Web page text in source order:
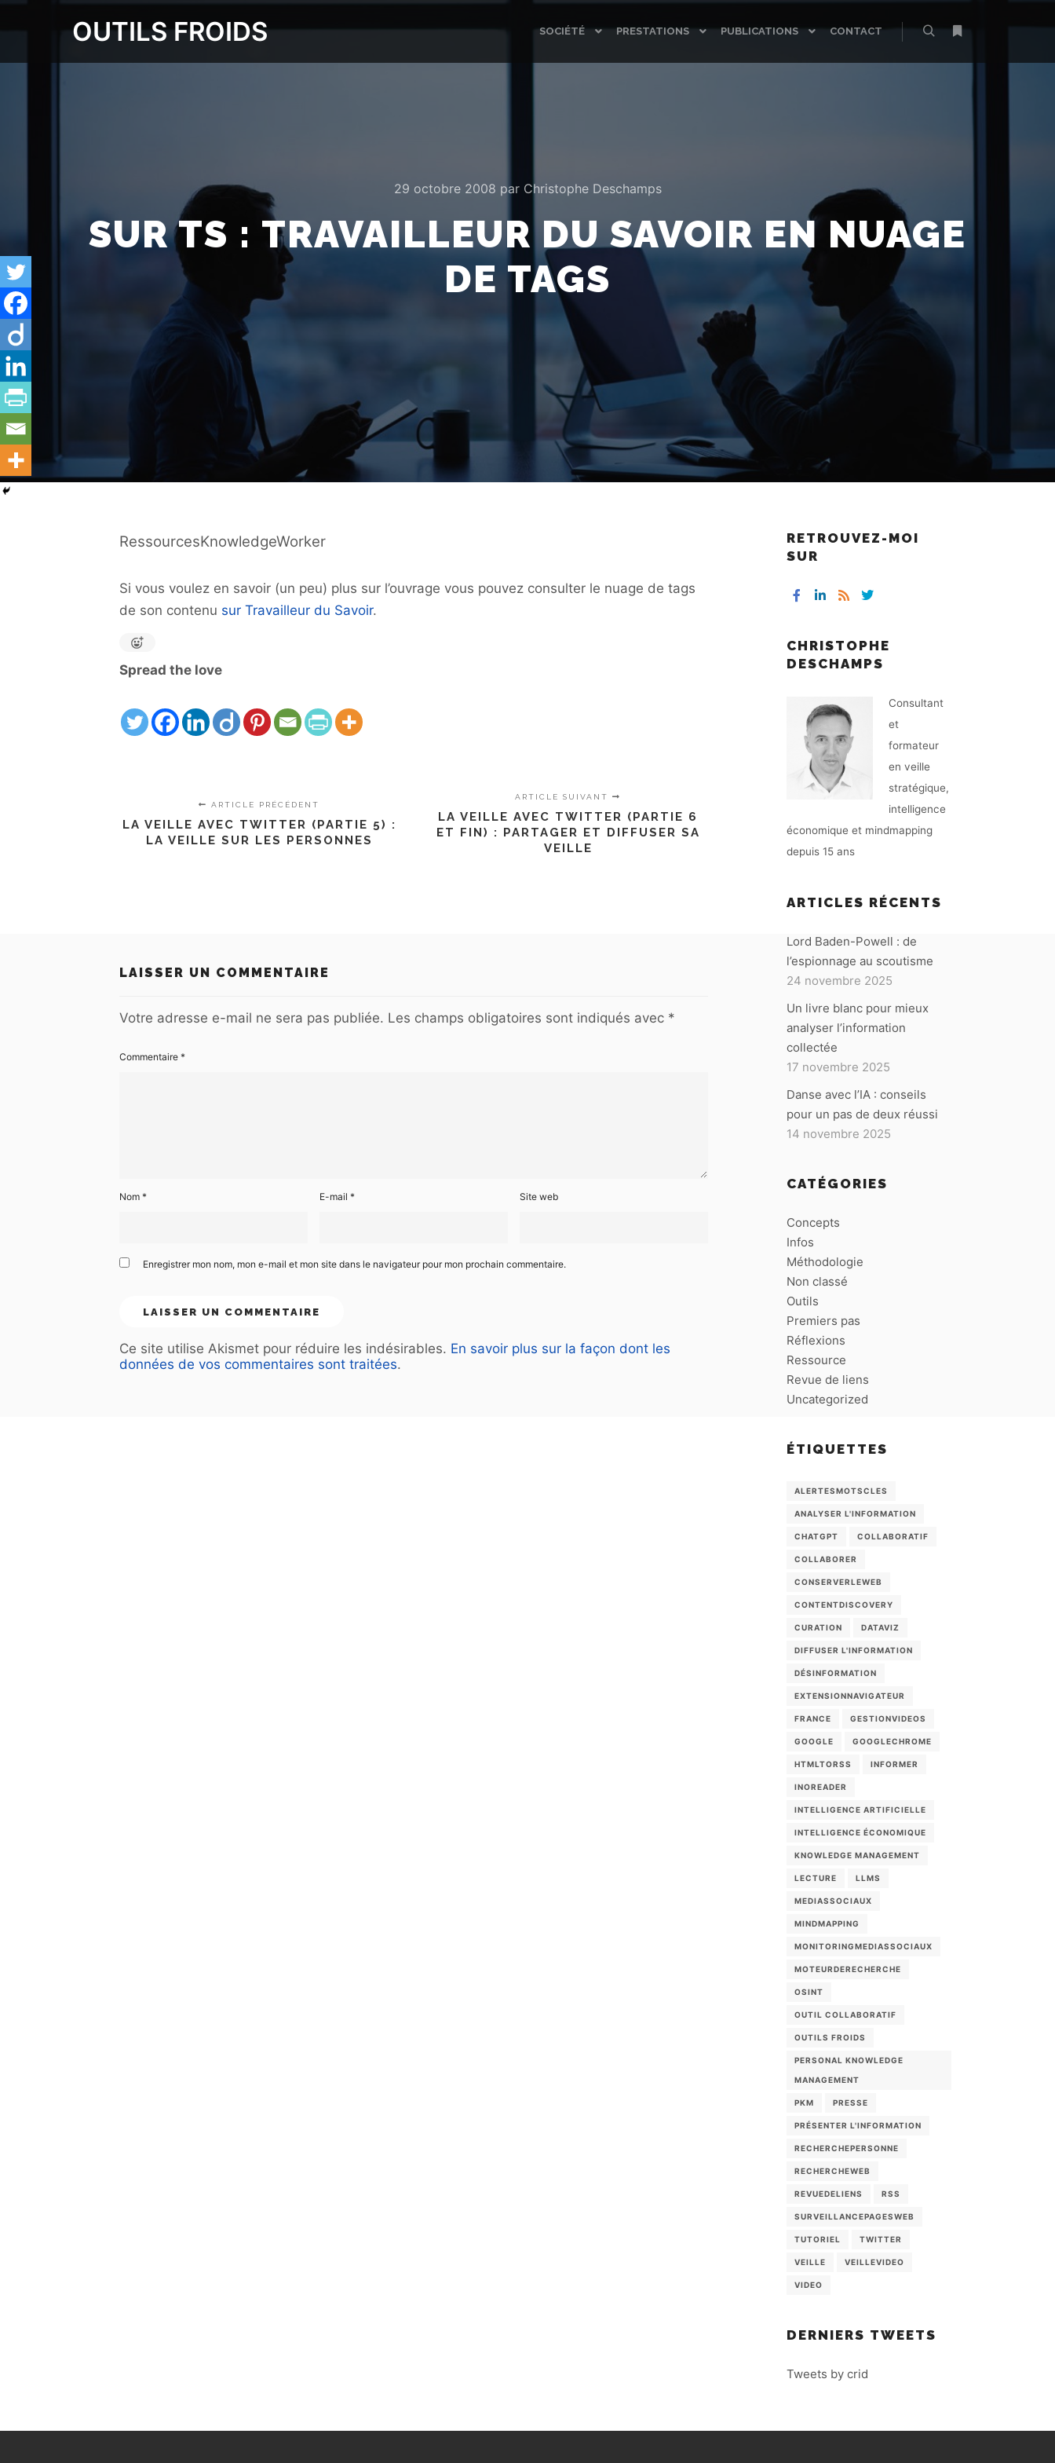
OUTILS FROIDS SOCIÉTÉ PRESTATIONS PUBLICATIONS
CONTACT
29 octobre 2008 par Christophe Deschamps
SUR TS : TRAVAILLEUR DU SAVOIR EN NUAGE
DE TAGS
RessourcesKnowledgeWorker
Si vous voulez en savoir (un peu) plus sur l’ouvrage vous pouvez consulter le nuage de tags
de son contenu sur Travailleur du Savoir.
Spread the love
ARTICLE PRÉCÉDENT
LA VEILLE AVEC TWITTER (PARTIE 5) :
LA VEILLE SUR LES PERSONNES
ARTICLE SUIVANT
LA VEILLE AVEC TWITTER (PARTIE 6
ET FIN) : PARTAGER ET DIFFUSER SA
VEILLE
LAISSER UN COMMENTAIRE
Votre adresse e-mail ne sera pas publiée. Les champs obligatoires sont indiqués avec *
Commentaire *
Nom * E-mail * Site web
Enregistrer mon nom, mon e-mail et mon site dans le navigateur pour mon prochain commentaire.
Ce site utilise Akismet pour réduire les indésirables. En savoir plus sur la façon dont les
données de vos commentaires sont traitées.
RETROUVEZ-MOI
SUR
CHRISTOPHE
DESCHAMPS
Consultant
et
formateur
en veille
stratégique,
intelligence
économique et mindmapping
depuis 15 ans
ARTICLES RÉCENTS
Lord Baden-Powell : de
l’espionnage au scoutisme
24 novembre 2025
Un livre blanc pour mieux
analyser l’information
collectée
17 novembre 2025
Danse avec l’IA : conseils
pour un pas de deux réussi
14 novembre 2025
CATÉGORIES
Concepts
Infos
Méthodologie
Non classé
Outils
Premiers pas
Réflexions
Ressource
Revue de liens
Uncategorized
ÉTIQUETTES
ALERTESMOTSCLES
ANALYSER L'INFORMATION
CHATGPT COLLABORATIF
COLLABORER
CONSERVERLEWEB
CONTENTDISCOVERY
CURATION DATAVIZ
DIFFUSER L'INFORMATION
DÉSINFORMATION
EXTENSIONNAVIGATEUR
FRANCE GESTIONVIDEOS
GOOGLE GOOGLECHROME
HTMLTORSS INFORMER
INOREADER
INTELLIGENCE ARTIFICIELLE
INTELLIGENCE ÉCONOMIQUE
KNOWLEDGE MANAGEMENT
LECTURE LLMS
MEDIASSOCIAUX
MINDMAPPING
MONITORINGMEDIASSOCIAUX
MOTEURDERECHERCHE
OSINT
OUTIL COLLABORATIF
OUTILS FROIDS
PERSONAL KNOWLEDGE
MANAGEMENT
PKM PRESSE
PRÉSENTER L'INFORMATION
RECHERCHEPERSONNE
RECHERCHEWEB
REVUEDELIENS RSS
SURVEILLANCEPAGESWEB
TUTORIEL TWITTER
VEILLE VEILLEVIDEO
VIDEO
DERNIERS TWEETS
Tweets by crid